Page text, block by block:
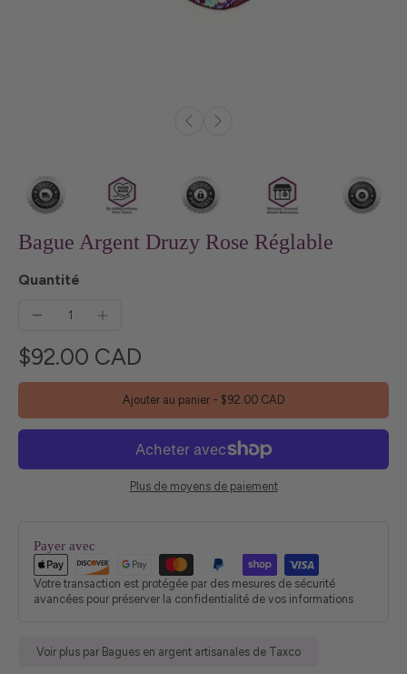
Bague Argent Druzy Rose Réglable
Quantité
$92.00 CAD
Ajouter au panier - $92.00 CAD
Plus de moyens de paiement
Payer avec
Votre transaction est protégée par des mesures de sécurité
avancées pour préserver la confidentialité de vos informations
Voir plus par Bagues en argent artisanales de Taxco